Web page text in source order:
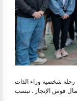
شخصية وراء الذات